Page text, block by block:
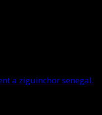
a ziguinchor senegal.